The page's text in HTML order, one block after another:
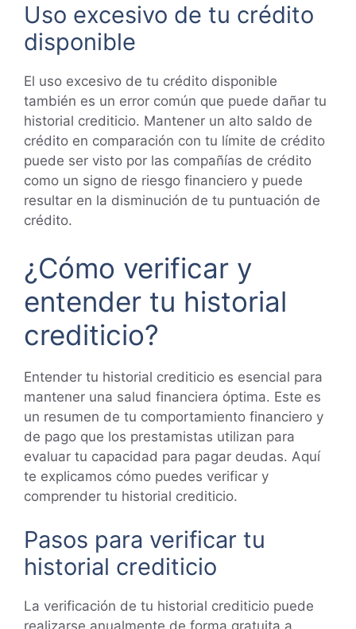
Uso excesivo de tu crédito
disponible
El uso excesivo de tu crédito disponible
también es un error común que puede dañar tu
historial crediticio. Mantener un alto saldo de
crédito en comparación con tu límite de crédito
puede ser visto por las compañías de crédito
como un signo de riesgo financiero y puede
resultar en la disminución de tu puntuación de
crédito.
¿Cómo verificar y
entender tu historial
crediticio?
Entender tu historial crediticio es esencial para
mantener una salud financiera óptima. Este es
un resumen de tu comportamiento financiero y
de pago que los prestamistas utilizan para
evaluar tu capacidad para pagar deudas. Aquí
te explicamos cómo puedes verificar y
comprender tu historial crediticio.
Pasos para verificar tu
historial crediticio
La verificación de tu historial crediticio puede